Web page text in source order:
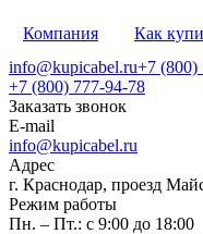
Компания Как
info@kupicabel.ru+7 (800)
+7 (800) 777-94-78
Заказать звонок
E-mail
info@kupicabel.ru
Адрес
г. Краснодар, проезд
Режим работы
Пн. – Пт.: с 9:00 до 18:00